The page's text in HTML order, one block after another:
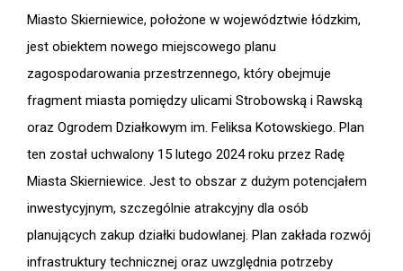
Miasto Skierniewice, położone w województwie łódzkim,
jest obiektem nowego miejscowego planu
zagospodarowania przestrzennego, który obejmuje
fragment miasta pomiędzy ulicami Strobowską i Rawską
oraz Ogrodem Działkowym im. Feliksa Kotowskiego. Plan
ten został uchwalony 15 lutego 2024 roku przez Radę
Miasta Skierniewice. Jest to obszar z dużym potencjałem
inwestycyjnym, szczególnie atrakcyjny dla osób
planujących zakup działki budowlanej. Plan zakłada rozwój
infrastruktury technicznej oraz uwzględnia potrzeby